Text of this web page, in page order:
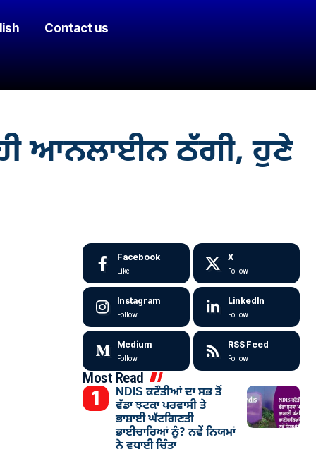
Contact us
ਆਨਲਾਈਨ ਠੱਗੀ, ਹੁਣੇ
Facebook
Like
X
Follow
Instagram
Follow
LinkedIn
Follow
Medium
Follow
RSS Feed
Follow
Most Read
NDIS ਕਟੌਤੀਆਂ ਦਾ ਸਭ ਤੋਂ
ਵੱਡਾ ਝਟਕਾ ਪਰਵਾਸੀ ਤੇ
ਭਾਸ਼ਾਈ ਘੱਟਗਿਣਤੀ
ਭਾਈਚਾਰਿਆਂ ਨੂੰ? ਨਵੇਂ ਨਿਯਮਾਂ
ਨੇ ਵਧਾਈ ਚਿੰਤਾ